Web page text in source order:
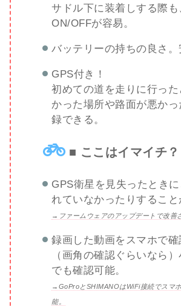
サドル下に装着しする際
ON/OFFが容易。
バッテリーの持ちの良さ。
GPS付き！
初めての道を走りに行っ
かった場所や路面が悪か
録できる。
■ ここはイマイチ？
GPS衛星を見失ったとき
れていなかったりすること
→ファームウェアのアップデートで改善
録画した動画をスマホで
（画角の確認ぐらいなら
でも確認可能。
→GoProとSHIMANOはWiFi接続でスマ
能。